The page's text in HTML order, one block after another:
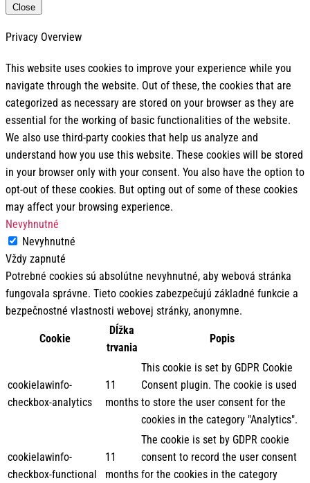
Close
Privacy Overview
This website uses cookies to improve your experience while you
navigate through the website. Out of these, the cookies that are
categorized as necessary are stored on your browser as they are
essential for the working of basic functionalities of the website.
We also use third-party cookies that help us analyze and
understand how you use this website. These cookies will be stored
in your browser only with your consent. You also have the option to
opt-out of these cookies. But opting out of some of these cookies
may affect your browsing experience.
Nevyhnutné
Nevyhnutné
Vždy zapnuté
Potrebné cookies sú absolútne nevyhnutné, aby webová stránka
fungovala správne. Tieto cookies zabezpečujú základné funkcie a
bezpečnostné vlastnosti webovej stránky, anonymne.
Cookie
Dĺžka
trvania
Popis
cookielawinfo-
checkbox-analytics
11
months
This cookie is set by GDPR Cookie
Consent plugin. The cookie is used
to store the user consent for the
cookies in the category "Analytics".
cookielawinfo-
checkbox-functional
11
months
The cookie is set by GDPR cookie
consent to record the user consent
for the cookies in the category